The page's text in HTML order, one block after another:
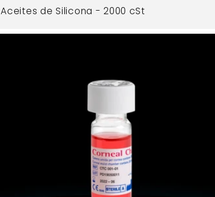
Aceites de Silicona - 2000 cSt